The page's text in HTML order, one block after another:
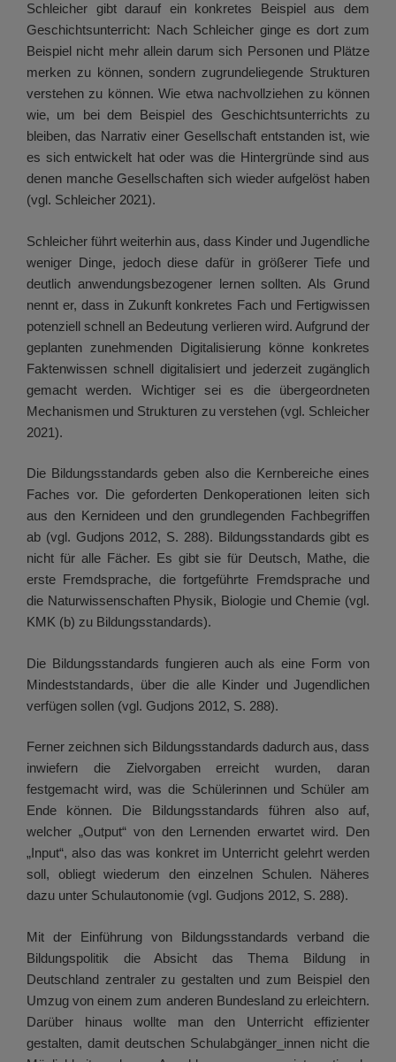
Schleicher gibt darauf ein konkretes Beispiel aus dem
Geschichtsunterricht: Nach Schleicher ginge es dort zum
Beispiel nicht mehr allein darum sich Personen und Plätze
merken zu können, sondern zugrundeliegende Strukturen
verstehen zu können. Wie etwa nachvollziehen zu können
wie, um bei dem Beispiel des Geschichtsunterrichts zu
bleiben, das Narrativ einer Gesellschaft entstanden ist, wie
es sich entwickelt hat oder was die Hintergründe sind aus
denen manche Gesellschaften sich wieder aufgelöst haben
(vgl. Schleicher 2021).
Schleicher führt weiterhin aus, dass Kinder und Jugendliche
weniger Dinge, jedoch diese dafür in größerer Tiefe und
deutlich anwendungsbezogener lernen sollten. Als Grund
nennt er, dass in Zukunft konkretes Fach und Fertigwissen
potenziell schnell an Bedeutung verlieren wird. Aufgrund der
geplanten zunehmenden Digitalisierung könne konkretes
Faktenwissen schnell digitalisiert und jederzeit zugänglich
gemacht werden. Wichtiger sei es die übergeordneten
Mechanismen und Strukturen zu verstehen (vgl. Schleicher
2021).
Die Bildungsstandards geben also die Kernbereiche eines
Faches vor. Die geforderten Denkoperationen leiten sich
aus den Kernideen und den grundlegenden Fachbegriffen
ab (vgl. Gudjons 2012, S. 288). Bildungsstandards gibt es
nicht für alle Fächer. Es gibt sie für Deutsch, Mathe, die
erste Fremdsprache, die fortgeführte Fremdsprache und
die Naturwissenschaften Physik, Biologie und Chemie (vgl.
KMK (b) zu Bildungsstandards).
Die Bildungsstandards fungieren auch als eine Form von
Mindeststandards, über die alle Kinder und Jugendlichen
verfügen sollen (vgl. Gudjons 2012, S. 288).
Ferner zeichnen sich Bildungsstandards dadurch aus, dass
inwiefern die Zielvorgaben erreicht wurden, daran
festgemacht wird, was die Schülerinnen und Schüler am
Ende können. Die Bildungsstandards führen also auf,
welcher „Output“ von den Lernenden erwartet wird. Den
„Input“, also das was konkret im Unterricht gelehrt werden
soll, obliegt wiederum den einzelnen Schulen. Näheres
dazu unter Schulautonomie (vgl. Gudjons 2012, S. 288).
Mit der Einführung von Bildungsstandards verband die
Bildungspolitik die Absicht das Thema Bildung in
Deutschland zentraler zu gestalten und zum Beispiel den
Umzug von einem zum anderen Bundesland zu erleichtern.
Darüber hinaus wollte man den Unterricht effizienter
gestalten, damit deutschen Schulabgänger_innen nicht die